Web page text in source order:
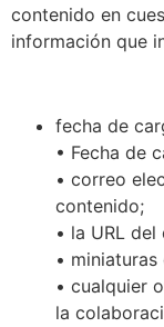
contenido en
información que
fecha de
• Fecha de
• correo
contenido;
• la URL
•
• cualquier
la